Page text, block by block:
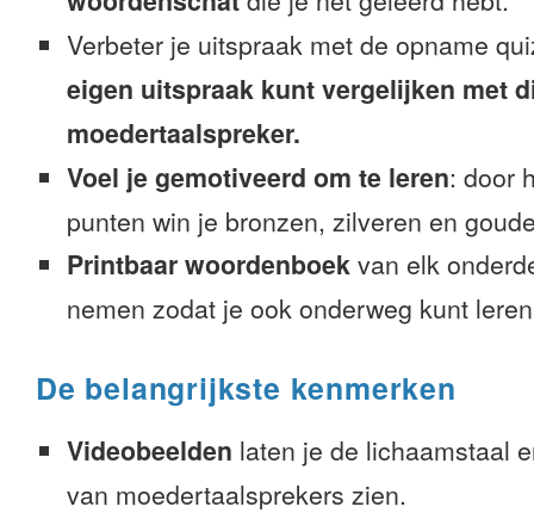
Verbeter je uitspraak met de opname
eigen uitspraak kunt vergelijken met
moedertaalspreker.
Voel je gemotiveerd om te leren: door
punten win je bronzen, zilveren en
Printbaar woordenboek van elk
nemen zodat je ook onderweg kunt
De belangrijkste kenmerken
Videobeelden laten je de lichaamstaal
van moedertaalsprekers zien.